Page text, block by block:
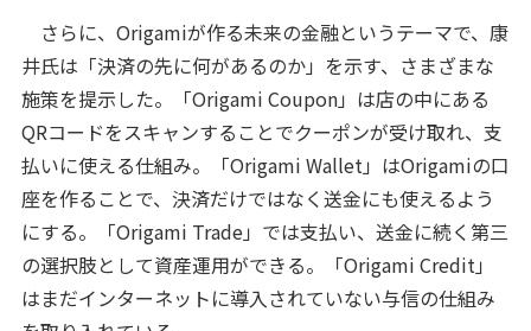
さらに、Origamiが作る未来の金融というテーマで、康
井氏は「決済の先に何があるのか」を示す、さまざまな
施策を提示した。「Origami Coupon」は店の中にある
QRコードをスキャンすることでクーポンが受け取れ、支
払いに使える仕組み。「Origami Wallet」はOrigamiの口
座を作ることで、決済だけではなく送金にも使えるよう
にする。「Origami Trade」では支払い、送金に続く第三
の選択肢として資産運用ができる。「Origami Credit」
はまだインターネットに導入されていない与信の仕組み